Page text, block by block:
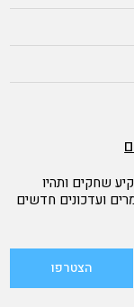
שחקים ותהיו
ועדכונים חדשים